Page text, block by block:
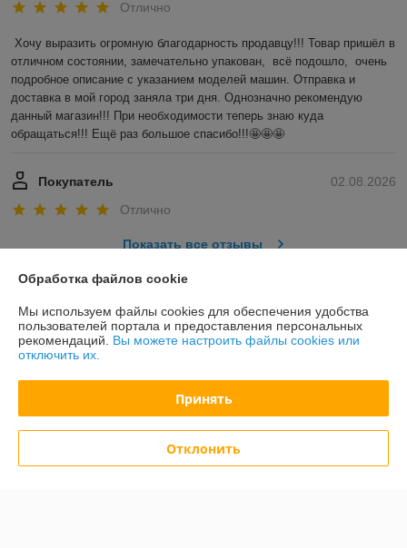
Отлично
Хочу выразить огромную благодарность продавцу!!! Товар пришёл в
отличном состоянии, замечательно упакован,  всё подошло,  очень
подробное описание с указанием моделей машин. Отправка и
доставка в мой город заняла три дня. Однозначно рекомендую
данный магазин!!! При необходимости теперь знаю куда
обращаться!!! Ещё раз большое спасибо!!!🤩🤩🤩
02.08.2026
Покупатель
Отлично
Показать все отзывы
О нас
Контакты
График работы
Обработка файлов cookie
Мы используем файлы cookies для обеспечения удобства
пользователей портала и предоставления персональных
рекомендаций. Вы можете настроить файлы cookies или
отключить их.
Принять
Отклонить